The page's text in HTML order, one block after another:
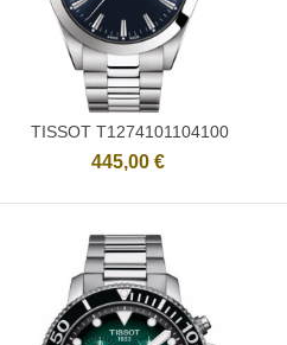
Ajouter
TISSOT T1274101104100
445,00 €